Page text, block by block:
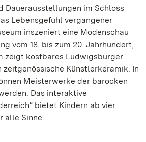
Dauerausstellungen im Schloss
Lebensgefühl vergangener
inszeniert eine Modenschau
vom 18. bis zum 20. Jahrhundert,
zeigt kostbares Ludwigsburger
zeitgenössische Künstlerkeramik. In
Meisterwerke der barocken
Das interaktive
bietet Kindern ab vier
alle Sinne.